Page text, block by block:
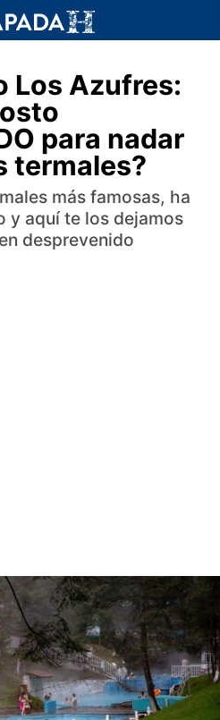
Los Azufres:
para nadar
termales?
más famosas, ha
y aquí te los dejamos
desprevenido